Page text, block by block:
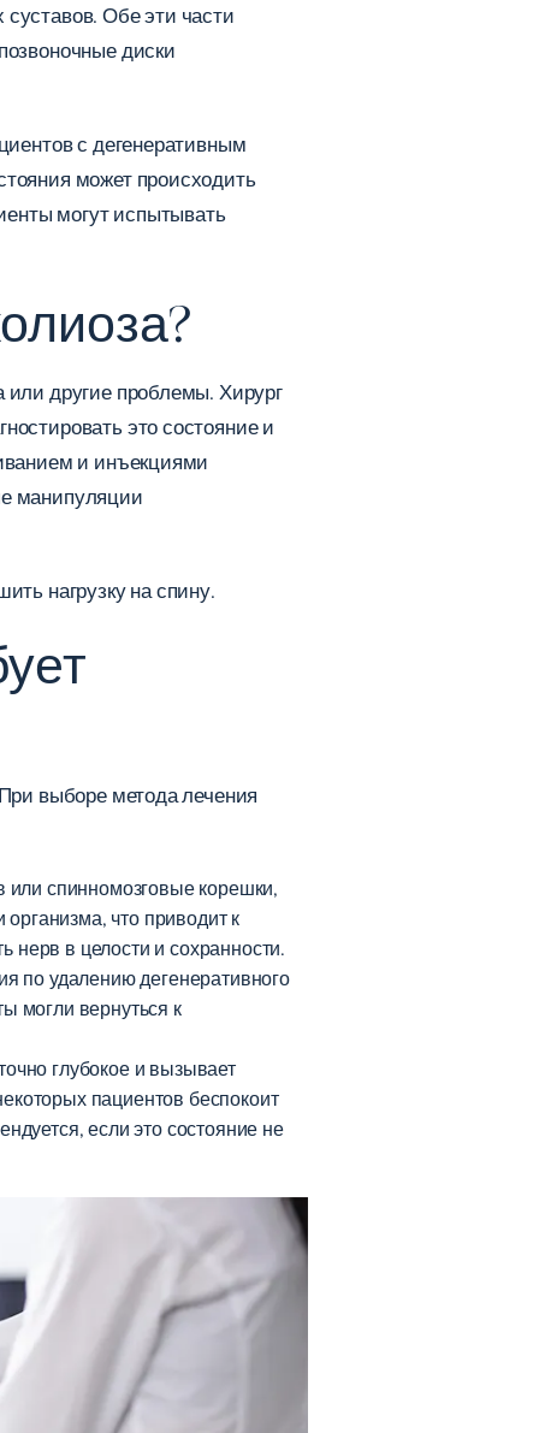
Обе эти части
диски
с дегенеративным
может происходить
могут испытывать
или другие проблемы. Хирург
это состояние и
и инъекциями
манипуляции
нагрузку на спину.
выборе метода лечения
или спинномозговые корешки,
что приводит к
в целости и сохранности.
по удалению дегенеративного
могли вернуться к
глубокое и вызывает
пациентов беспокоит
если это состояние не